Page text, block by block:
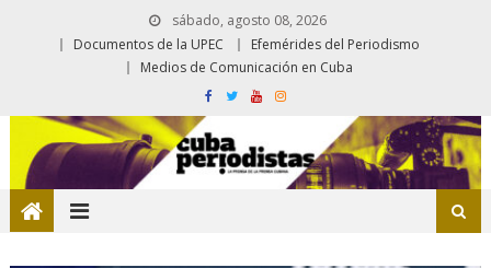
sábado, agosto 08, 2026
Documentos de la UPEC
Efemérides del Periodismo
Medios de Comunicación en Cuba